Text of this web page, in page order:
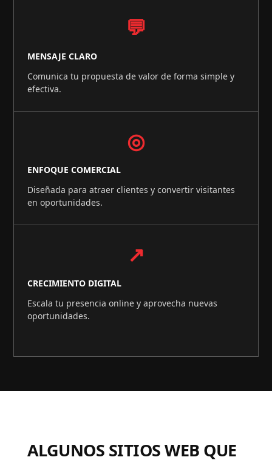
💬
MENSAJE CLARO
Comunica tu propuesta de valor de forma simple y
efectiva.
◎
ENFOQUE COMERCIAL
Diseñada para atraer clientes y convertir visitantes
en oportunidades.
↗
CRECIMIENTO DIGITAL
Escala tu presencia online y aprovecha nuevas
oportunidades.
ALGUNOS SITIOS WEB QUE